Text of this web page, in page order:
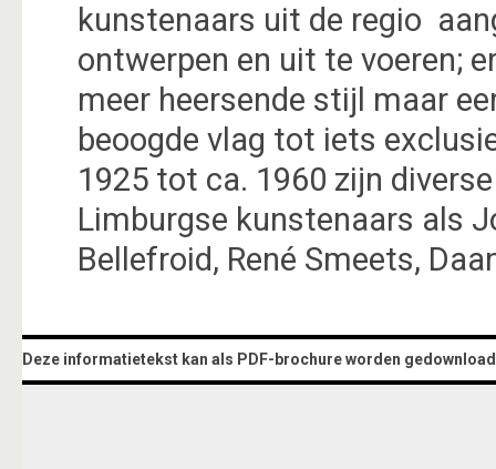
kunstenaars uit de regio
ontwerpen en uit te voeren;
meer heersende stijl maar
beoogde vlag tot iets
1925 tot ca. 1960 zijn
Limburgse kunstenaars als
Bellefroid, René Smeets,
Deze informatietekst kan als PDF-brochure worden